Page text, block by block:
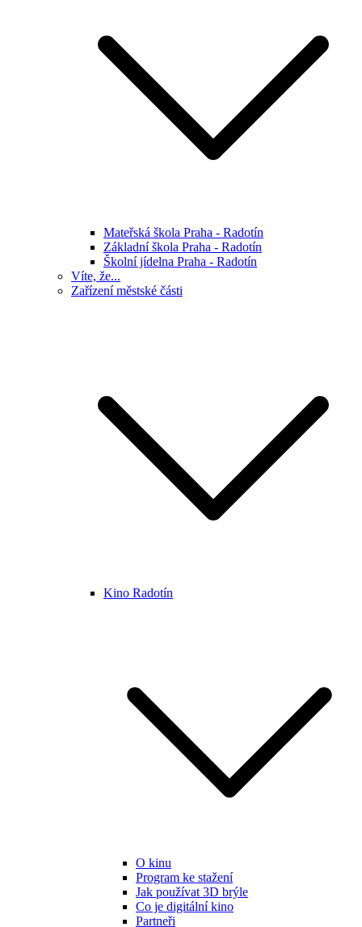
Mateřská škola Praha - Radotín
Základní škola Praha - Radotín
Školní jídelna Praha - Radotín
Víte, že...
Zařízení městské části
Kino Radotín
O kinu
Program ke stažení
Jak používat 3D brýle
Co je digitální kino
Partneři